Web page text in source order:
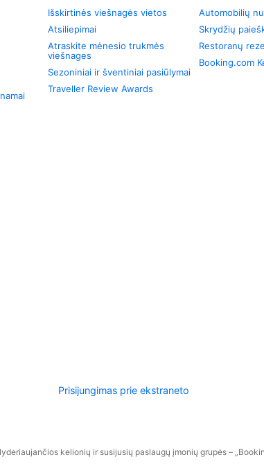
Išskirtinės viešnagės vietos
Atsiliepimai
Atraskite mėnesio trukmės
viešnages
Sezoniniai ir šventiniai pasiūlymai
Traveller Review Awards
Automobilių
Skrydžių
Restoranų
Booking.com
Prisijungimas prie ekstraneto
kelionių ir susijusių paslaugų įmonių grupės –